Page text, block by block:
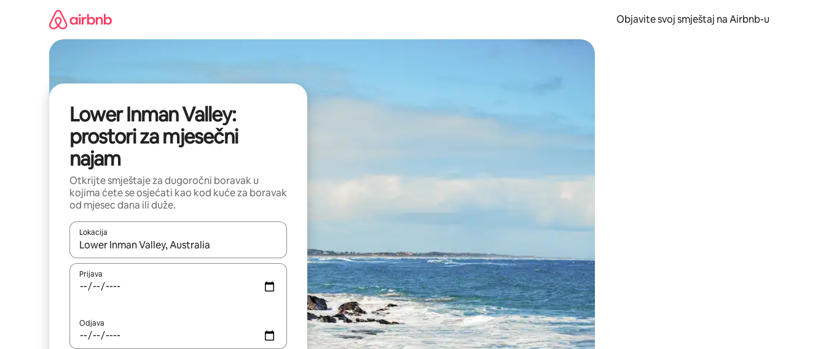
Objavite svoj smještaj na Airbnb-u
Lower Inman Valley:
prostori za mjesečni
najam
Otkrijte smještaje za dugoročni boravak u
kojima ćete se osjećati kao kod kuće za boravak
od mjesec dana ili duže.
Lokacija
Kad su rezultati dostupni, možete da se krećete kroz njih pomoću strelica nagore i nadolje, kao i da ih istražujte dodirom ili prevlačenjem.
Prijava
Odjava